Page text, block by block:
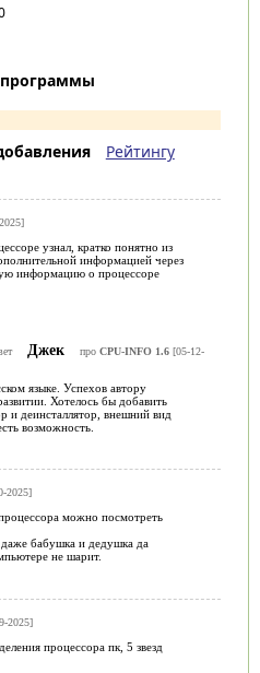
программы
Рейтингу
узнал, кратко понятно из
информацией через
информацию о процессоре
Джек про CPU-INFO 1.6[05-12-
языке. Успехов автору
Хотелось бы добавить
и деинсталлятор, внешний вид
возможность.
2025]
можно посмотреть
бабушка и дедушка да
не шарит.
2025]
процессора пк, 5 звезд